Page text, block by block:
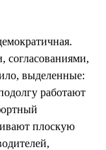
согласованиями,
выделенные:
работают
плоскую